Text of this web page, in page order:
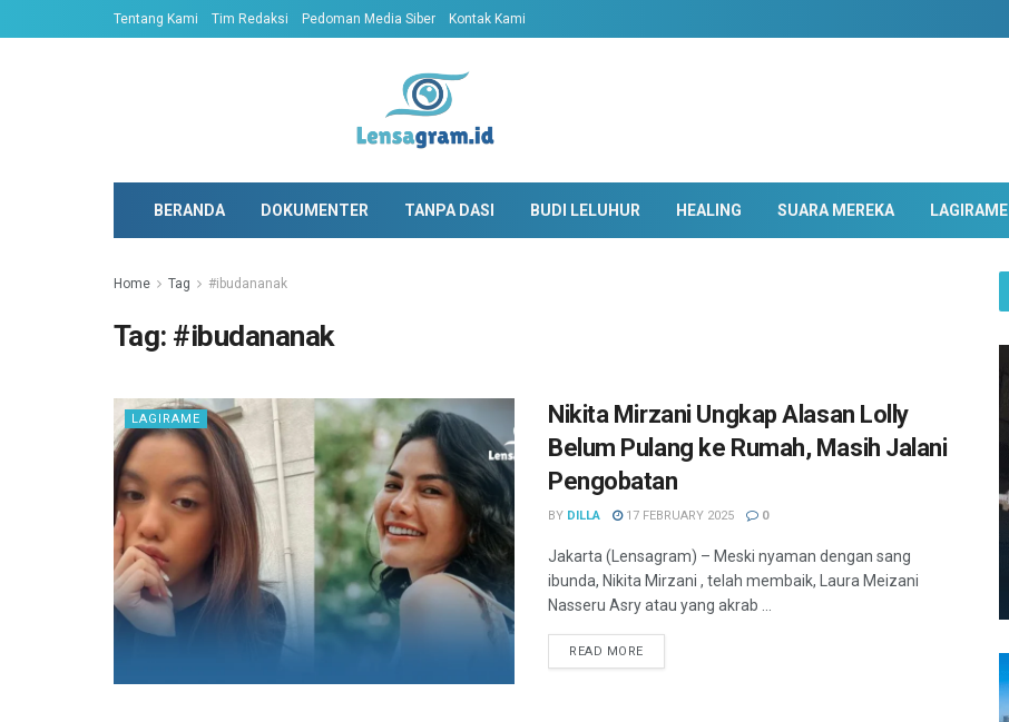
Tentang Kami Tim Redaksi Pedoman Media Siber Kontak Kami
BERANDA DOKUMENTER TANPA DASI BUDI LELUHUR HEALING SUARA MEREKA LAGIRAME
Home Tag #ibudananak
Tag: #ibudananak
LAGIRAME
Nikita Mirzani Ungkap Alasan Lolly
Belum Pulang ke Rumah, Masih Jalani
Pengobatan
BY DILLA 17 FEBRUARY 2025 0
Jakarta (Lensagram) – Meski nyaman dengan sang
ibunda, Nikita Mirzani , telah membaik, Laura Meizani
Nasseru Asry atau yang akrab ...
READ MORE